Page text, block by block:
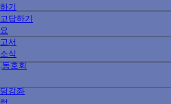
기
답하기
서
식
동호회
강좌